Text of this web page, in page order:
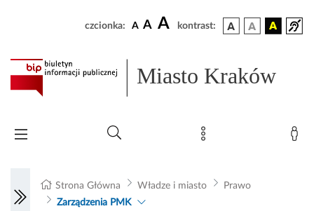
czcionka: A A A kontrast:
Miasto Kraków
Strona Główna Władze i miasto
Prawo
Zarządzenia PMK